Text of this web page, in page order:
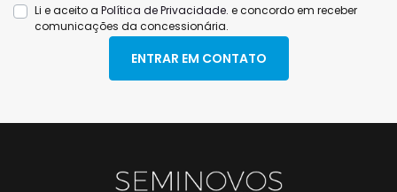
Li e aceito a Política de Privacidade. e concordo em receber
comunicações da concessionária.
ENTRAR EM CONTATO